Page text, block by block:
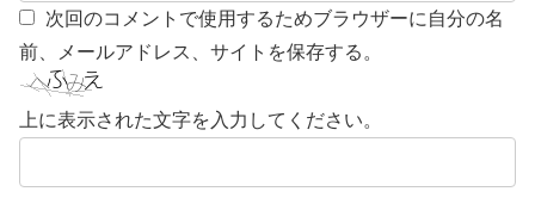
次回のコメントで使用するためブラウザーに自分の名
前、メールアドレス、サイトを保存する。
上に表示された文字を入力してください。